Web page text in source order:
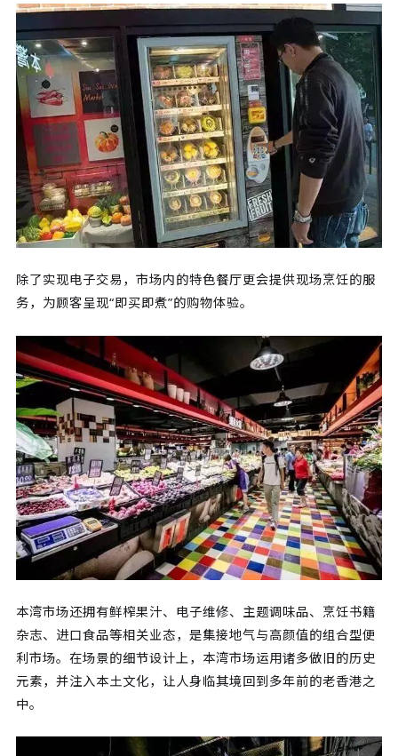
除了实现电子交易，市场内的特色餐厅更会提供现场烹饪的服
务，为顾客呈现“即买即煮”的购物体验。
本湾市场还拥有鲜榨果汁、电子维修、主题调味品、烹饪书籍
杂志、进口食品等相关业态，是集接地气与高颜值的组合型便
利市场。在场景的细节设计上，本湾市场运用诸多做旧的历史
元素，并注入本土文化，让人身临其境回到多年前的老香港之
中。